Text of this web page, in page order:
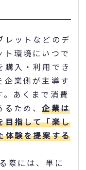
レットなどのデ
ト環境にいつで
購入・利用でき
企業側が主導す
あくまで消費
るため、企業は
目指して「楽し
体験を提案する
際には、単に